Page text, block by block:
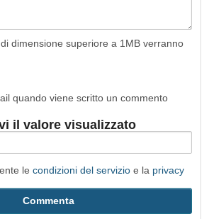
dimensione superiore a 1MB verranno
quando viene scritto un commento
il valore visualizzato
le condizioni del servizio e la privacy